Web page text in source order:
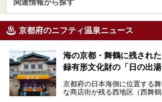
関連情報から探す
京都府のニフティ温泉ニュース
海の京都・舞鶴に残され
録有形文化財の「日の出湯
京都府の日本海側に位置する
な商店街が残る西地区（西舞